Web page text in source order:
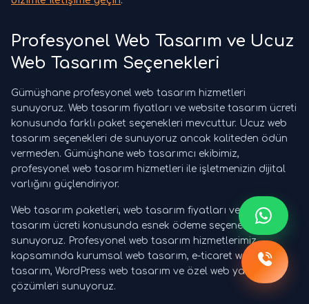
Profesyonel Web Tasarım ve Ucuz
Web Tasarım Seçenekleri
Gümüşhane profesyonel web tasarım hizmetleri
sunuyoruz. Web tasarım fiyatları ve website tasarım ücreti
konusunda farklı paket seçenekleri mevcuttur. Ucuz web
tasarım seçenekleri de sunuyoruz ancak kaliteden ödün
vermeden. Gümüşhane web tasarımcı ekibimiz,
profesyonel web tasarım hizmetleri ile işletmenizin dijital
varlığını güçlendiriyor.
Web tasarım paketleri, web tasarım fiyatları ve website
tasarım ücreti konusunda esnek ödeme seçenekleri
sunuyoruz. Profesyonel web tasarım hizmetlerimiz
kapsamında kurumsal web tasarım, e-ticaret web
tasarım, WordPress web tasarım ve özel web yazılım
çözümleri sunuyoruz.